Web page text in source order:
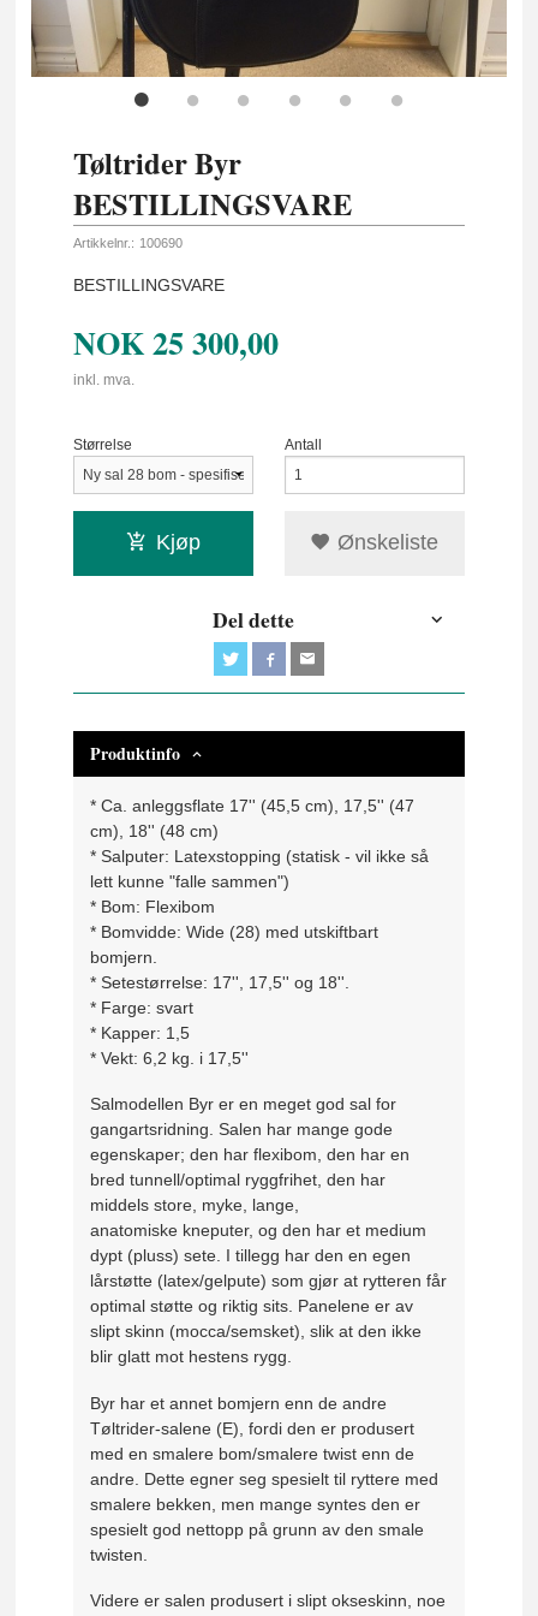
Tøltrider Byr
BESTILLINGSVARE
Artikkelnr.: 100690
BESTILLINGSVARE
NOK25 300,00
inkl. mva.
Størrelse Antall
Kjøp Ønskeliste
Del dette
Produktinfo
* Ca. anleggsflate 17'' (45,5 cm), 17,5'' (47
cm), 18'' (48 cm)
* Salputer: Latexstopping (statisk - vil ikke så
lett kunne "falle sammen")
* Bom: Flexibom
* Bomvidde: Wide (28) med utskiftbart
bomjern.
* Setestørrelse: 17'', 17,5'' og 18''.
* Farge: svart
* Kapper: 1,5
* Vekt: 6,2 kg. i 17,5''
Salmodellen Byr er en meget god sal for
gangartsridning. Salen har mange gode
egenskaper; den har flexibom, den har en
bred tunnell/optimal ryggfrihet, den har
middels store, myke, lange,
anatomiske kneputer, og den har et medium
dypt (pluss) sete. I tillegg har den en egen
lårstøtte (latex/gelpute) som gjør at rytteren får
optimal støtte og riktig sits. Panelene er av
slipt skinn (mocca/semsket), slik at den ikke
blir glatt mot hestens rygg.
Byr har et annet bomjern enn de andre
Tøltrider-salene (E), fordi den er produsert
med en smalere bom/smalere twist enn de
andre. Dette egner seg spesielt til ryttere med
smalere bekken, men mange syntes den er
spesielt god nettopp på grunn av den smale
twisten.
Videre er salen produsert i slipt okseskinn, noe